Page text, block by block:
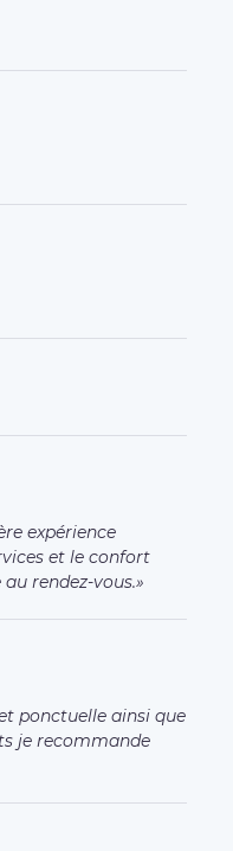
expérience
et le confort
rendez-vous.
ponctuelle ainsi que
je recommande